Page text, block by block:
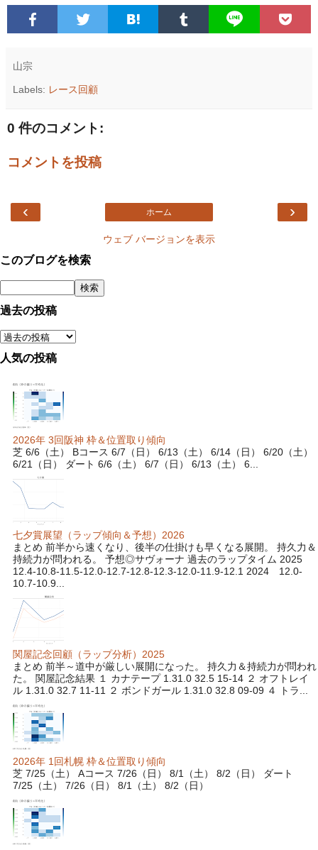
山宗
Labels: レース回顧
0 件のコメント:
コメントを投稿
‹ ›
ホーム
ウェブ バージョンを表示
このブログを検索
過去の投稿
人気の投稿
2026年 3回阪神 枠＆位置取り傾向
芝 6/6（土） Bコース 6/7（日） 6/13（土） 6/14（日） 6/20（土）
6/21（日） ダート 6/6（土） 6/7（日） 6/13（土） 6...
七夕賞展望（ラップ傾向＆予想）2026
まとめ 前半から速くなり、後半の仕掛けも早くなる展開。 持久力＆
持続力が問われる。 予想◎サヴォーナ 過去のラップタイム 2025
12.4-10.8-11.5-12.0-12.7-12.8-12.3-12.0-11.9-12.1 2024 12.0-
10.7-10.9...
関屋記念回顧（ラップ分析）2025
まとめ 前半～道中が厳しい展開になった。 持久力＆持続力が問われ
た。 関屋記念結果 １ カナテープ 1.31.0 32.5 15-14 ２ オフトレイ
ル 1.31.0 32.7 11-11 ２ ボンドガール 1.31.0 32.8 09-09 ４ トラ...
2026年 1回札幌 枠＆位置取り傾向
芝 7/25（土） Aコース 7/26（日） 8/1（土） 8/2（日） ダート
7/25（土） 7/26（日） 8/1（土） 8/2（日）